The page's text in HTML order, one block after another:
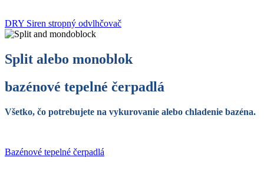
DRY Siren stropný odvlhčovač
Split alebo monoblok
bazénové tepelné čerpadlá
Všetko, čo potrebujete na vykurovanie alebo chladenie bazéna.
Bazénové tepelné čerpadlá